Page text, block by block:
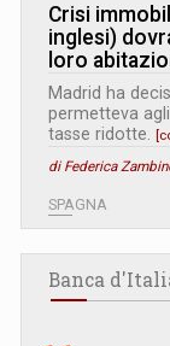
Crisi
inglesi)
loro
Madrid ha
permetteva
tasse ridotte.
di Federica
SPAGNA
Banca